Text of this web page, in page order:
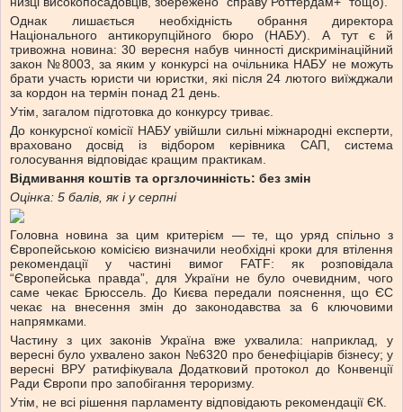
Однак лишається необхідність обрання директора
Національного антикорупційного бюро (НАБУ). А тут є й
тривожна новина: 30 вересня набув чинності дискримінаційний
закон №8003, за яким у конкурсі на очільника НАБУ не можуть
брати участь юристи чи юристки, які після 24 лютого виїжджали
за кордон на термін понад 21 день.
Утім, загалом підготовка до конкурсу триває.
До конкурсної комісії НАБУ увійшли сильні міжнародні експерти,
враховано досвід із відбором керівника САП, система
голосування відповідає кращим практикам.
Відмивання коштів та оргзлочинність: без змін
Оцінка: 5 балів, як і у серпні
Головна новина за цим критерієм — те, що уряд спільно з
Європейською комісією визначили необхідні кроки для втілення
рекомендації у частині вимог FATF: як розповідала
“Європейська правда”, для України не було очевидним, чого
саме чекає Брюссель. До Києва передали пояснення, що ЄС
чекає на внесення змін до законодавства за 6 ключовими
напрямками
Частину з цих законів Україна вже ухвалила: наприклад, у
вересні було ухвалено закон №6320 про бенефіціарів бізнесу; у
вересні ВРУ ратифікувала Додатковий протокол до Конвенції
Ради Європи про запобігання тероризму.
Утім, не всі рішення парламенту відповідають рекомендації ЄК.